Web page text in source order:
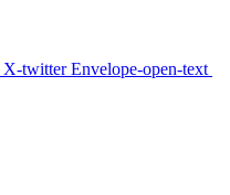
X-twitter Envelope-open-text